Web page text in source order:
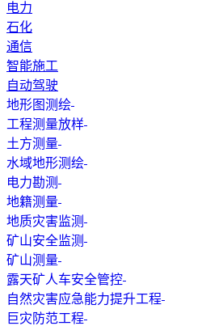
电力
石化
通信
智能施工
自动驾驶
地形图测绘
工程测量放样
土方测量
水域地形测绘
电力勘测
地籍测量
地质灾害监测
矿山安全监测
矿山测量
露天矿人车安全管控
自然灾害应急能力提升工程
巨灾防范工程